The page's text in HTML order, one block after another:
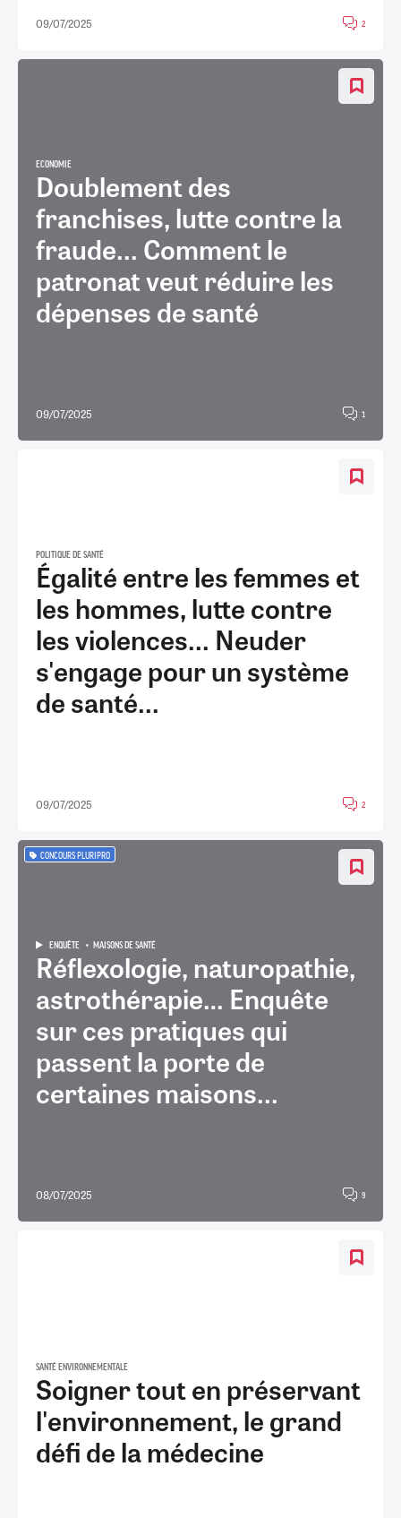
09/07/2025 2
ECONOMIE
Doublement des
franchises, lutte contre la
fraude... Comment le
patronat veut réduire les
dépenses de santé
09/07/2025 1
POLITIQUE DE SANTÉ
Égalité entre les femmes et
les hommes, lutte contre
les violences... Neuder
s'engage pour un système
de santé...
09/07/2025 2
CONCOURS PLURIPRO
ENQUÊTE MAISONS DE SANTÉ
Réflexologie, naturopathie,
astrothérapie… Enquête
sur ces pratiques qui
passent la porte de
certaines maisons...
08/07/2025 9
SANTÉ ENVIRONNEMENTALE
Soigner tout en préservant
l'environnement, le grand
défi de la médecine